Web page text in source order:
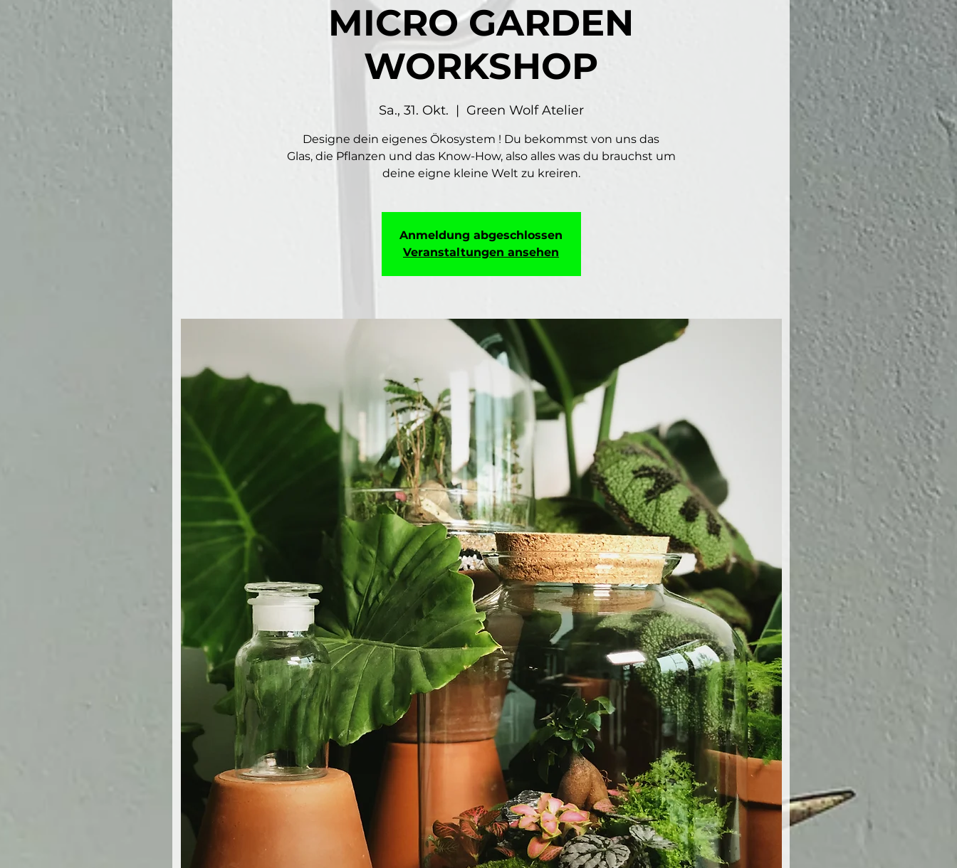
MICRO GARDEN
WORKSHOP
Sa., 31. Okt.
  |
Green Wolf Atelier
Designe dein eigenes Ökosystem ! Du bekommst von uns das
Glas, die Pflanzen und das Know-How, also alles was du brauchst um
deine eigne kleine Welt zu kreiren.
Anmeldung abgeschlossen
Veranstaltungen ansehen